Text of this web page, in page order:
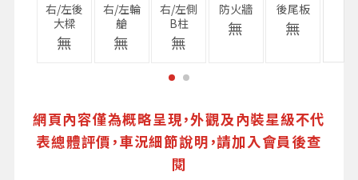
右/左後
大樑
無
右/左輪
艙
無
右/左側
B柱
無
防火牆
無
後尾板
無
網頁內容僅為概略呈現，外觀及內裝星級不代
表總體評價，車況細節說明，請加入會員後查
閱